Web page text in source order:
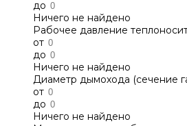
до
Ничего не найдено
Рабочее давление
от
до
Ничего не найдено
Диаметр дымохода (сечение
от
до
Ничего не найдено